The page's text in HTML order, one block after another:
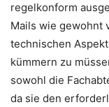
regelkonform
Mails wie gewohnt
technischen
kümmern zu
sowohl die
da sie den